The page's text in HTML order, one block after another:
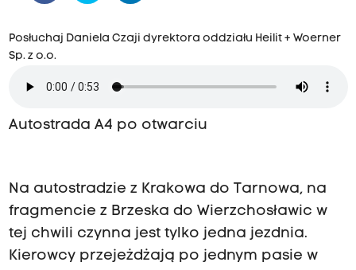
Posłuchaj Daniela Czaji dyrektora oddziału Heilit + Woerner
Sp. z o.o.
Autostrada A4 po otwarciu
Na autostradzie z Krakowa do Tarnowa, na
fragmencie z Brzeska do Wierzchosławic w
tej chwili czynna jest tylko jedna jezdnia.
Kierowcy przejeżdżają po jednym pasie w